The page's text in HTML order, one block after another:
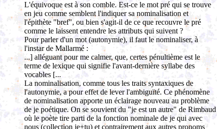
L'équivoque est à son comble. Est-ce le mot pré qui se trouve
en jeu comme semblent l'indiquer sa nominalisation et
l'épithète "bref", ou bien s'agit-il de ce que recouvre le pré
comme le laissent entendre les attributs qui suivent ?
Pour parler d'un mot (autonymie), il faut le nominaliser, à
l'instar de Mallarmé :
...] alléguant pour me calmer, que, certes pénultième est le
terme de lexique qui signifie l'avant-dernière syllabe des
vocables [...
La nominalisation, comme tous les traits syntaxiques de
l'autonymie, a pour effet de lever l'ambiguïté. Ce phénomène
de nominalisation apporte un éclairage nouveau au problème
de je poétique. On se souvient du "je est un autre" de Rimbaud
où le poète tire parti de la fonction nominale de je qui avec
nous (collection je+tu) et contrairement aux autres pronoms